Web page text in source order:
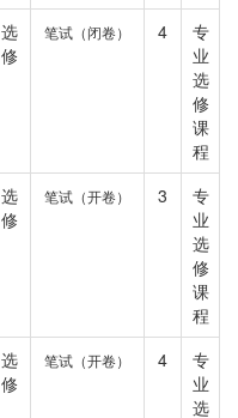
选
修
笔试（闭卷） 4
专
业
选
修
课
程
选
修
笔试（开卷） 3
专
业
选
修
课
程
选
修
笔试（开卷） 4
专
业
选